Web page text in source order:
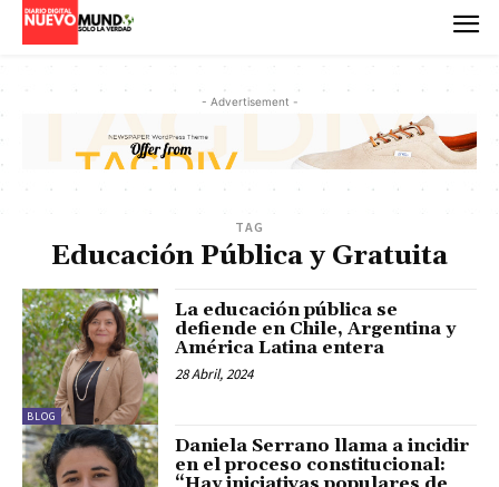
- Advertisement -
TAG
Educación Pública y Gratuita
BLOG
La educación pública se
defiende en Chile, Argentina y
América Latina entera
28 Abril, 2024
Daniela Serrano llama a incidir
en el proceso constitucional: